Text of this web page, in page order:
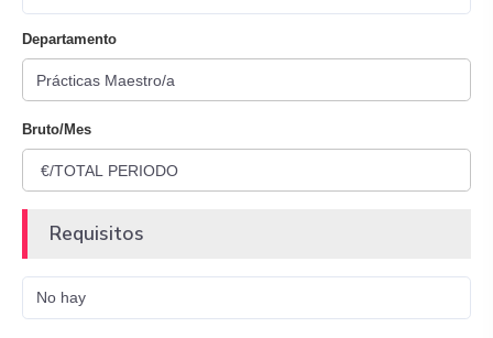
Departamento
Bruto/Mes
Requisitos
No hay